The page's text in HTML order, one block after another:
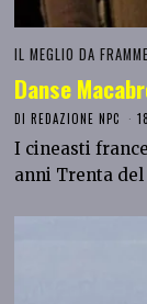
IL MEGLIO DA
Danse
DIREDAZIONE NPC
I cineasti
anni Trenta del